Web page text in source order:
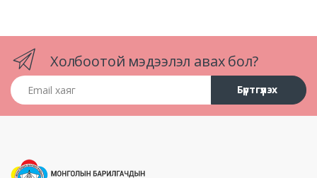
Холбоотой мэдээлэл авах бол?
Email хаяг
Бүртгүүлэх